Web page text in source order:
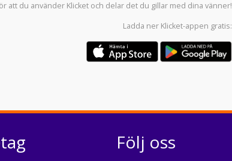
att du använder Klicket och delar det du gillar med dina vänner!
Ladda ner Klicket-appen gratis:
Följ oss